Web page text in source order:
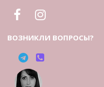
ВОЗНИКЛИ ВОПРОСЫ?